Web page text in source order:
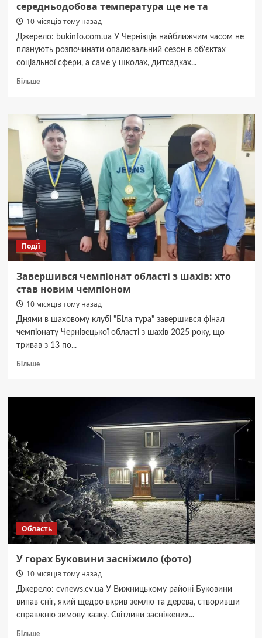
Клічук
показав
нагороджував
середньодобова температура ще не та
10 місяців тому назад
Джерело: bukinfo.com.ua У Чернівців найближчим часом не
планують розпочинати опалювальний сезон в об'єктах
соціальної сфери, а саме у школах, дитсадках...
БільшеДокладніше
Чернівцях
влада
поки
не
планує
включати
опалення
у
школах,
середньодобова
температура
не
та
Події
Завершився чемпіонат області з шахів: хто
став новим чемпіоном
10 місяців тому назад
Днями в шаховому клубі "Біла тура" завершився фінал
чемпіонату Чернівецької області з шахів 2025 року, що
тривав з 13 по...
БільшеДокладніше
чемпіонат
став
новим
чемпіоном
Область
У горах Буковини засніжило (фото)
10 місяців тому назад
Джерело: cvnews.cv.ua У Вижницькому районі Буковини
випав сніг, який щедро вкрив землю та дерева, створивши
справжню зимову казку. Світлини засніжених...
БільшеДокладніше